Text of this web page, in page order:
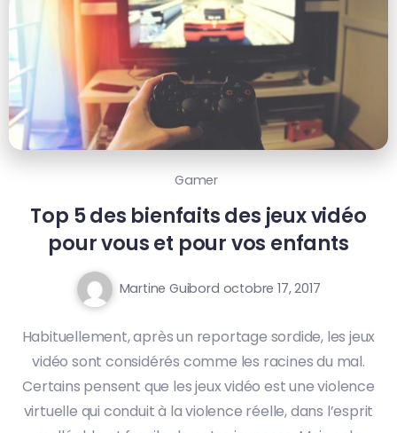
Gamer
Top 5 des bienfaits des jeux vidéo
pour vous et pour vos enfants
Martine Guibord octobre 17, 2017
Habituellement, après un reportage sordide, les jeux
vidéo sont considérés comme les racines du mal.
Certains pensent que les jeux vidéo est une violence
virtuelle qui conduit à la violence réelle, dans l’esprit